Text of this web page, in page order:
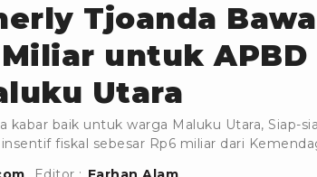
Tjoanda Bawa
untuk APBD
Utara
kabar baik untuk warga Maluku Utara, Siap-
fiskal sebesar Rp6 miliar dari